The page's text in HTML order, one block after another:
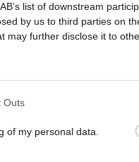
list of downstream
by us to third parties on
may further disclose it to
Outs
of my personal data.
dotacji i subwencji.
PKW. Politycy rządzący